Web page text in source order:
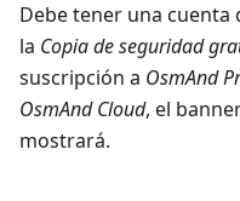
Debe tener una cuenta
la Copia de seguridad
suscripción a OsmAnd
OsmAnd Cloud, el
mostrará.